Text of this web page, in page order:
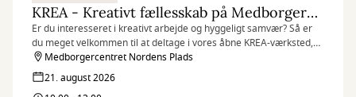
KREA - Kreativt fællesskab på Medborgercentret
Er du interesseret i kreativt arbejde og hyggeligt samvær? Så er
du meget velkommen til at deltage i vores åbne KREA-værksted,
som finder sted hver fredag på Medborgercentret Nordens Plads.
Medborgercentret Nordens Plads
21. august 2026